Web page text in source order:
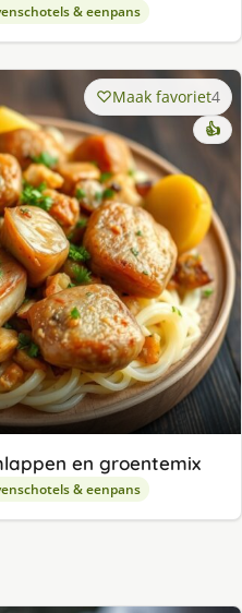
& eenpans
Maak favoriet4
👍
en groentemix
& eenpans